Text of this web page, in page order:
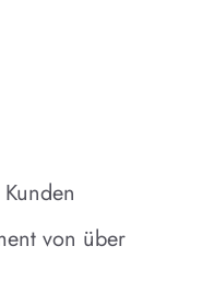
von über